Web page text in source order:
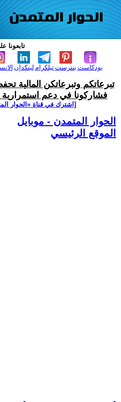
تابعونا
لينكدإن تيلكرامبنترست بودكاست
تبرعاتكم وتبرعاتكن المالية
فشاركونا في دعم استمرارية
[اشترك في قناة ‫«الحوار
الحوار المتمدن - موبايل
الموقع الرئيسي